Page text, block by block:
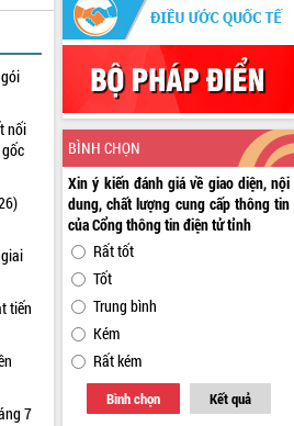
nối
tiến
7
BÌNH CHỌN
Xin ý kiến đánh giá về giao diện, nội
dung, chất lượng cung cấp thông tin
của Cổng thông tin điện tử tỉnh
Rất tốt
Tốt
Trung bình
Kém
Rất kém
Bình chọn Kết quả